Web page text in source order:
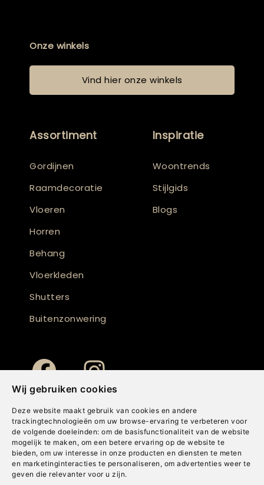
Wij gebruiken cookies
Deze website maakt gebruik van cookies en andere
trackingtechnologieën om uw browse-ervaring te verbeteren voor
de volgende doeleinden: om de basisfunctionaliteit van de website
mogelijk te maken , om een betere ervaring op de website te
bieden, om uw interesse in onze producten en diensten te meten
en marketinginteracties te personaliseren , om advertenties weer te
geven die relevanter voor u zijn.
Onze winkels
Vind hier onze winkels
Assortiment
Gordijnen
Raamdecoratie
Vloeren
Horren
Behang
Vloerkleden
Shutters
Buitenzonwering
Inspiratie
Woontrends
Stijlgids
Blogs